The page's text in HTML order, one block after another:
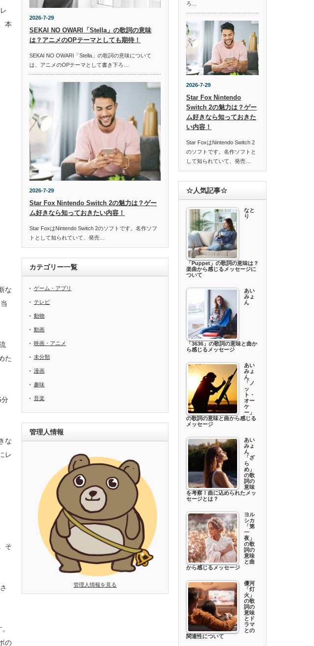
本
な
た
分
な
レ
そ
の
2026-7-29
SEKAI NO OWARI「Stella」の歌詞の意味
は？アニメのOPテーマとしても期待！
SEKAI NO OWARI「Stella」の歌詞の意味について
は、アニメのOPテーマとして書き下ろ…
2026-7-29
Star Fox Nintendo Switch 2の魅力は？ゲー
ム好きなら知っておきたい内容！
Star FoxはNintendo Switch 2のソフトです。名作ソフ
トとして知られていて、発売…
カテゴリー一覧
ゲーム・アプリ
テレビ
動物
動画
映画・アニメ
未分類
漫画
趣味
音楽
管理人情報
管理人情報を見る
ろ…
2026-7-29
Star Fox Nintendo
Switch 2の魅力は？ゲー
ム好きなら知っておきた
い内容！
Star FoxはNintendo Switch 2
のソフトです。名作ソフトと
して知られていて、発売…
☆人気記事☆
なと
り
「Puppet」の歌詞の意味は？
楽曲から感じるメッセージに
ついて
あい
みょ
ん
「3636」の歌詞の意味と曲か
ら感じるメッセージ
あい
みょ
ん
「ノ
ッ
ト・
オー
ケ
ー」
の歌詞の意味と曲から感じる
メッセージ
あい
みょ
ん
「ざ
ら
め」
の歌
詞の
意味
を考察！曲に込められたメッ
セージとは？
ヨル
シカ
「第
一
夜」
の歌
詞の
意味
と曲
から感じるメッセージ
優河
「灯
火」
の歌
詞の
意味
とド
ラマ
との
関連性について